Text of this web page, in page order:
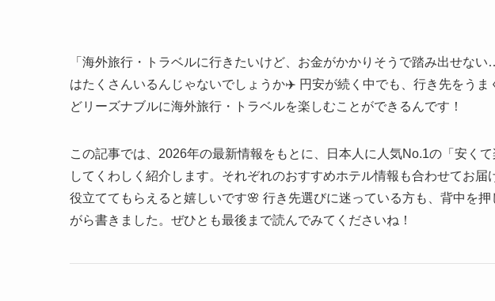
「海外旅行・トラベルに行きたいけど、お金がかかりそうで踏み出せな
はたくさんいるんじゃないでしょうか✈️ 円安が続く中でも、行き先をうま
どリーズナブルに海外旅行・トラベルを楽しむことができるんです！
この記事では、2026年の最新情報をもとに、日本人に人気No.1の「安く
してくわしく紹介します。それぞれのおすすめホテル情報も合わせてお届
役立ててもらえると嬉しいです🌸 行き先選びに迷っている方も、背中を
がら書きました。ぜひとも最後まで読んでみてくださいね！